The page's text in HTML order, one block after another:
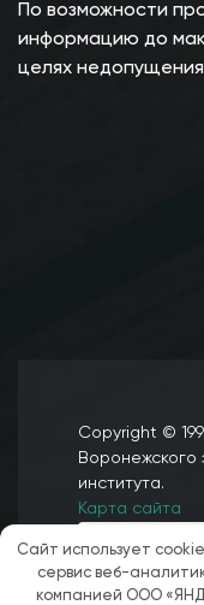
По возможности
информацию до
целях
Copyright ©
Воронежского
института.
Карта сайта
Сайт использует
сервис веб-
компанией ООО